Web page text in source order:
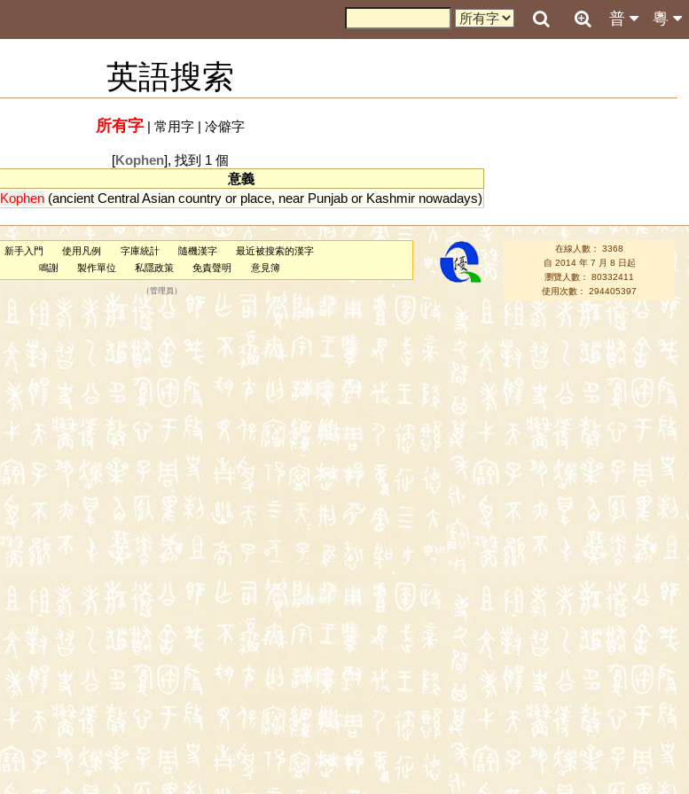
粵
普
英語搜索
所有字| 常用字| 冷僻字
[Kophen], 找到 1 個
意義
Kophen(ancient Central Asian country or place, near Punjab or Kashmir nowadays)
新手入門 使用凡例 字庫統計 隨機漢字
最近被搜索的漢字
鳴謝
製作單位 私隱政策 免責聲明 意見簿
（管理員 ）
在線人數： 3368
自 2014 年 7 月 8 日起
瀏覽人數： 80332411
使用次數： 294405397